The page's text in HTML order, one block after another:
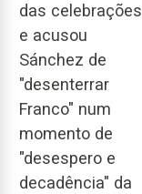
das celebrações
e acusou
Sánchez de
"desenterrar
Franco" num
momento de
"desespero e
decadência" da